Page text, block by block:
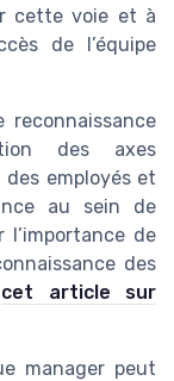
cette voie et à
de l’équipe
des axes
des employés et
au sein de
l’importance de
des
cet article sur
manager peut